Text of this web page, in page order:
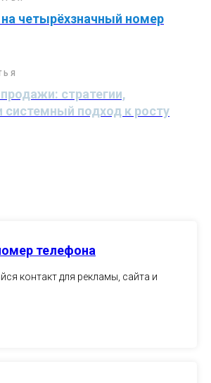
на четырёхзначный номер
стратегии,
системный подход к росту
телефона
контакт для рекламы, сайта и